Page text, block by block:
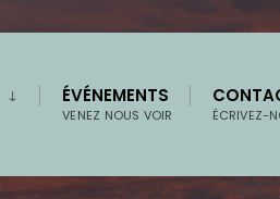
ÉVÉNEMENTS
VENEZ NOUS VOIR ÉCRIVEZ-